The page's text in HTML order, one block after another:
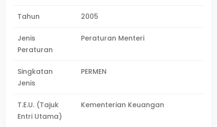
Tahun 2005
Jenis
Peraturan
Peraturan Menteri
Singkatan
Jenis
PERMEN
T.E.U. (Tajuk
Entri Utama)
Kementerian Keuangan